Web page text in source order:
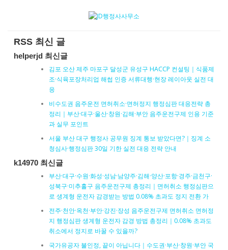
RSS 최신 글
helperjd 최신글
김포 오산 제주 마포구 달성군 유성구 HACCP 컨설팅｜식품제
조·식육포장처리업 해썹 인증 서류대행·현장 레이아웃 실전 대
응
비수도권 음주운전 면허취소·면허정지 행정심판 대응전략 총
정리｜부산·대구·울산·창원·김해·부안 음주운전구제 인용 기준
과 실무 포인트
서울 부산 대구 행정사 공무원 징계 통보 받았다면?｜징계 소
청심사·행정심판 30일 기한 실전 대응 전략 안내
k14970 최신글
부산·대구·수원·화성·성남·남양주·김해·양산·포항·경주·금천구·
성북구·미추홀구 음주운전구제 총정리｜면허취소 행정심판으
로 생계형 운전자 감경받는 방법 0.08% 초과도 정지 전환 가
전주·천안·옥천·부안·강진·장성 음주운전구제 면허취소 면허정
지 행정심판 생계형 운전자 감경 방법 총정리｜0.08% 초과도
취소에서 정지로 바꿀 수 있을까?
국가유공자 불인정, 끝이 아닙니다｜수도권·부산·창원·부안 국